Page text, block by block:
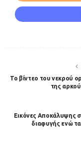
Το βίντεο του νεκρού
της
Εικόνες Αποκάλυψης
διαφυγής ενώ